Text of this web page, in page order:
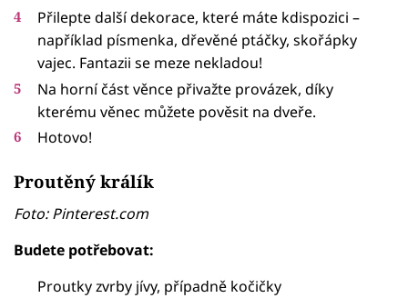
Přilepte další dekorace, které máte kdispozici –
například písmenka, dřevěné ptáčky, skořápky
vajec. Fantazii se meze nekladou!
Na horní část věnce přivažte provázek, díky
kterému věnec můžete pověsit na dveře.
Hotovo!
Proutěný králík
Foto: Pinterest.com
Budete potřebovat:
Proutky zvrby jívy, případně kočičky